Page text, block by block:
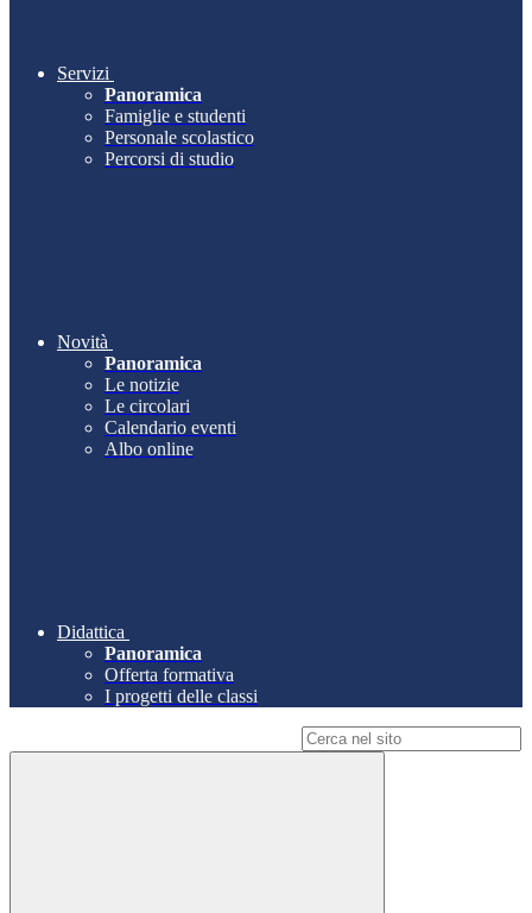
Servizi
Panoramica
Famiglie e studenti
Personale scolastico
Percorsi di studio
Novità
Panoramica
Le notizie
Le circolari
Calendario eventi
Albo online
Didattica
Panoramica
Offerta formativa
I progetti delle classi